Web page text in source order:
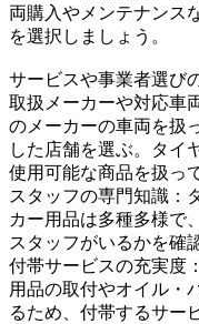
両購入やメンテナンス
を選択しましょう。
サービスや事業者選び
取扱メーカーや対応車
のメーカーの車両を扱
した店舗を選ぶ。タイ
使用可能な商品を扱っ
スタッフの専門知識：
カー用品は多種多様で
スタッフがいるかを確
付帯サービスの充実度
用品の取付やオイル・
るため、付帯するサー